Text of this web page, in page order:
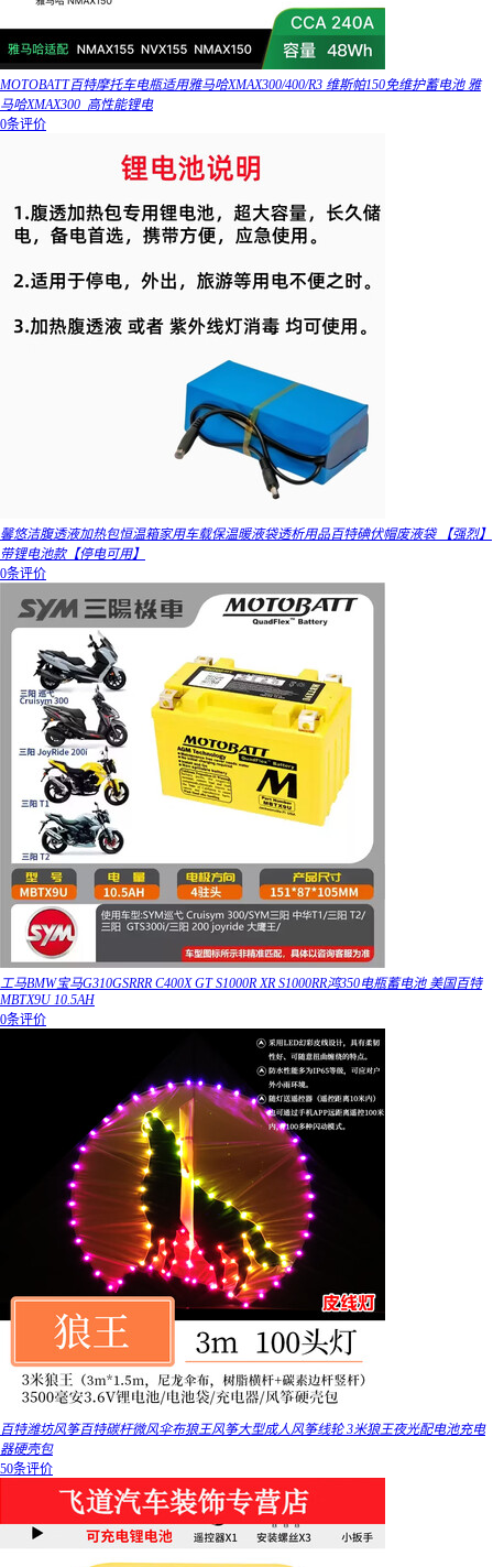
MOTOBATT百特摩托车电瓶适用雅马哈XMAX300/400/R3 维斯帕150免维护蓄电池 雅
马哈XMAX300_高性能锂电
0条评价
馨悠洁腹透液加热包恒温箱家用车载保温暖液袋透析用品百特碘伏帽废液袋 【强烈】
带锂电池款【停电可用】
0条评价
工马BMW宝马G310GSRRR C400X GT S1000R XR S1000RR鸿350电瓶蓄电池 美国百特
MBTX9U 10.5AH
0条评价
百特潍坊风筝百特碳杆微风伞布狼王风筝大型成人风筝线轮 3米狼王夜光配电池充电
器硬壳包
50条评价